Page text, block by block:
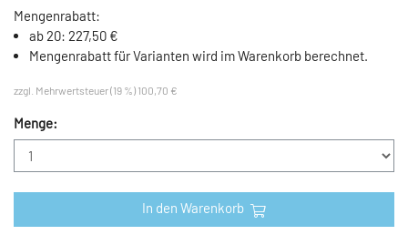
Mengenrabatt:
ab 20: 227,50 €
Mengenrabatt für Varianten wird im Warenkorb berechnet.
zzgl. Mehrwertsteuer (19 %) 100,70 €
Menge:
In den Warenkorb